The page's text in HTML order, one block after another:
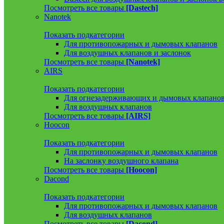
Посмотреть все товары [Dastech]
Nanotek
Показать подкатегории
Для противопожарных и дымовых клапанов
Для воздушных клапанов и заслонок
Посмотреть все товары [Nanotek]
AIRS
Показать подкатегории
Для огнезадерживающих и дымовых
Для воздушных клапанов
Посмотреть все товары [AIRS]
Hoocon
Показать подкатегории
Для противопожарных и дымовых клапанов
На заслонку воздушного клапана
Посмотреть все товары [Hoocon]
Dacond
Показать подкатегории
Для противопожарных и дымовых клапанов
Для воздушных клапанов